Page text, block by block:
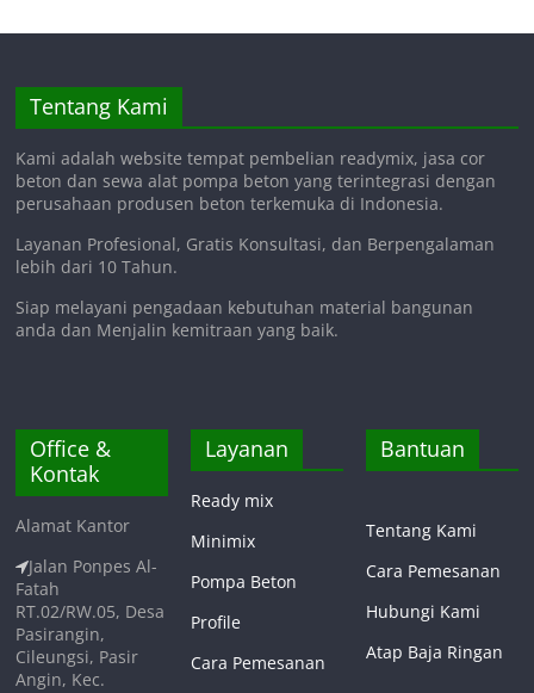
Tentang Kami
Kami adalah website tempat pembelian readymix, jasa cor
beton dan sewa alat pompa beton yang terintegrasi dengan
perusahaan produsen beton terkemuka di Indonesia.
Layanan Profesional, Gratis Konsultasi, dan Berpengalaman
lebih dari 10 Tahun.
Siap melayani pengadaan kebutuhan material bangunan
anda dan Menjalin kemitraan yang baik.
Office &
Kontak
Alamat Kantor
Jalan Ponpes Al-
Fatah
RT.02/RW.05, Desa
Pasirangin,
Cileungsi, Pasir
Angin, Kec.
Layanan
Ready mix
Minimix
Pompa Beton
Profile
Cara Pemesanan
Bantuan
Tentang Kami
Cara Pemesanan
Hubungi Kami
Atap Baja Ringan